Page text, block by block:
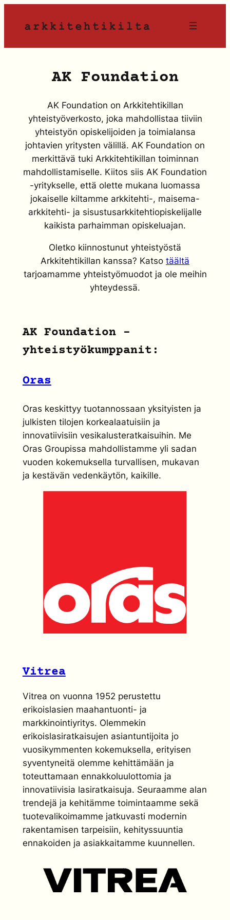
sisältöön
AK Foundation
AK Foundation on Arkkitehtikillan
yhteistyöverkosto, joka mahdollistaa tiiviin
yhteistyön opiskelijoiden ja toimialansa
johtavien yritysten välillä. AK Foundation on
merkittävä tuki Arkkitehtikillan toiminnan
mahdollistamiselle. Kiitos siis AK Foundation
-yritykselle, että olette mukana luomassa
jokaiselle kiltamme arkkitehti-, maisema-
arkkitehti- ja sisustusarkkitehtiopiskelijalle
kaikista parhaimman opiskeluajan.
Oletko kiinnostunut yhteistyöstä
Arkkitehtikillan kanssa? Katso täältä
tarjoamamme yhteistyömuodot ja ole meihin
yhteydessä.
AK Foundation -
yhteistyökumppanit:
Oras
Oras keskittyy tuotannossaan yksityisten ja
julkisten tilojen korkealaatuisiin ja
innovatiivisiin vesikalusteratkaisuihin. Me
Oras Groupissa mahdollistamme yli sadan
vuoden kokemuksella turvallisen, mukavan
ja kestävän vedenkäytön, kaikille.
Vitrea
Vitrea on vuonna 1952 perustettu
erikoislasien maahantuonti- ja
markkinointiyritys. Olemmekin
erikoislasiratkaisujen asiantuntijoita jo
vuosikymmenten kokemuksella, erityisen
syventyneitä olemme kehittämään ja
toteuttamaan ennakkoluulottomia ja
innovatiivisia lasiratkaisuja. Seuraamme alan
trendejä ja kehitämme toimintaamme sekä
tuotevalikoimamme jatkuvasti modernin
rakentamisen tarpeisiin, kehityssuuntia
ennakoiden ja asiakkaitamme kuunnellen.